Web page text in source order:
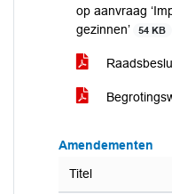
op aanvraag
gezinnen’
54 KB
Amendementen
Titel